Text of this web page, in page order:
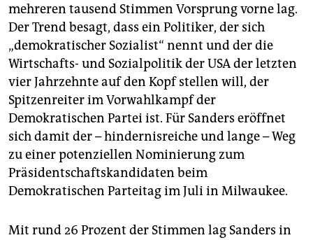
mehreren tausend Stimmen Vorsprung vorne lag.
Der Trend besagt, dass ein Politiker, der sich
„demokratischer Sozialist“ nennt und der die
Wirtschafts- und Sozialpolitik der USA der letzten
vier Jahrzehnte auf den Kopf stellen will, der
Spitzenreiter im Vorwahlkampf der
Demokratischen Partei ist. Für Sanders eröffnet
sich damit der – hindernisreiche und lange – Weg
zu einer potenziellen Nominierung zum
Präsidentschaftskandidaten beim
Demokratischen Parteitag im Juli in Milwaukee.
Mit rund 26 Prozent der Stimmen lag Sanders in